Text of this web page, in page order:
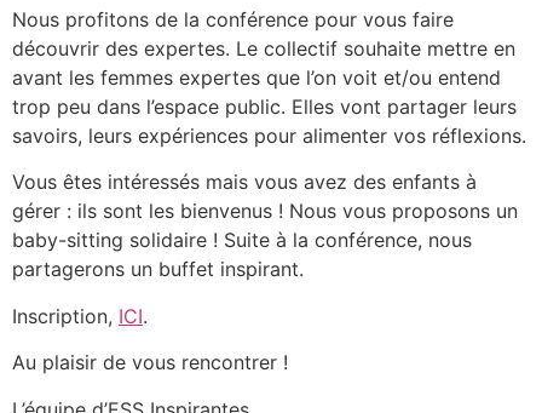
Nous profitons de la conférence pour vous faire
découvrir des expertes. Le collectif souhaite mettre en
avant les femmes expertes que l’on voit et/ou entend
trop peu dans l’espace public. Elles vont partager leurs
savoirs, leurs expériences pour alimenter vos réflexions.
Vous êtes intéressés mais vous avez des enfants à
gérer : ils sont les bienvenus ! Nous vous proposons un
baby-sitting solidaire ! Suite à la conférence, nous
partagerons un buffet inspirant.
Inscription, ICI.
Au plaisir de vous rencontrer !